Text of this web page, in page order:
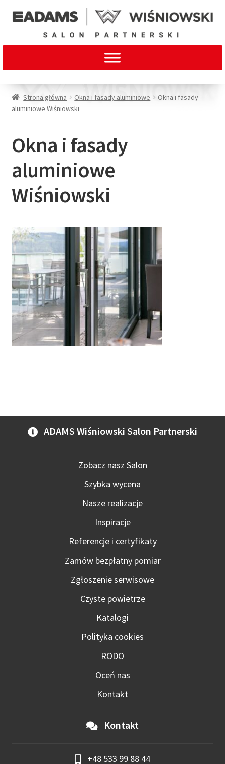
Strona główna Okna i fasady aluminiowe
Okna i fasady
aluminiowe Wiśniowski
Okna i fasady
aluminiowe
Wiśniowski
ADAMS Wiśniowski Salon Partnerski
Zobacz nasz Salon
Szybka wycena
Nasze realizacje
Inspiracje
Referencje i certyfikaty
Zamów bezpłatny pomiar
Zgłoszenie serwisowe
Czyste powietrze
Katalogi
Polityka cookies
RODO
Oceń nas
Kontakt
Kontakt
+48 533 99 88 44